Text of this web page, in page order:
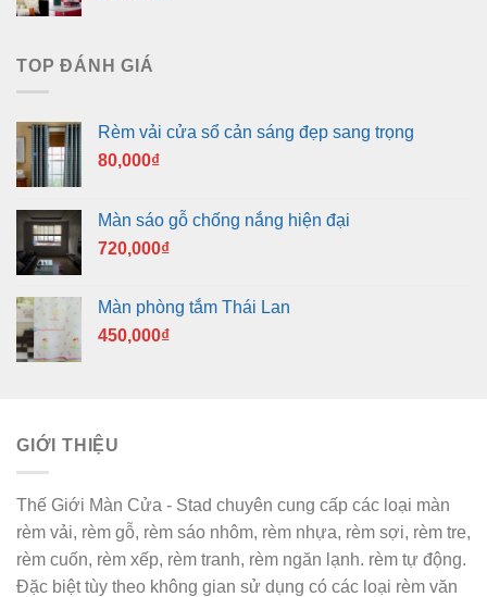
TOP ĐÁNH GIÁ
Rèm vải cửa sổ cản sáng đẹp sang trọng
80,000₫
Màn sáo gỗ chống nắng hiện đại
720,000₫
Màn phòng tắm Thái Lan
450,000₫
GIỚI THIỆU
Thế Giới Màn Cửa - Stad chuyên cung cấp các loại màn
rèm vải, rèm gỗ, rèm sáo nhôm, rèm nhựa, rèm sợi, rèm tre,
rèm cuốn, rèm xếp, rèm tranh, rèm ngăn lạnh. rèm tự động.
Đặc biệt tùy theo không gian sử dụng có các loại rèm văn